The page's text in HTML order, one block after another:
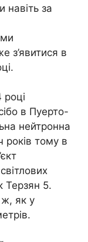
навіть за
з’явитися в
в Пуерто-
нейтронна
років тому в
Терзян 5.
ж, як у